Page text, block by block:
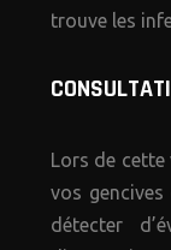
trouve les
Lors de cette
vos
détecter